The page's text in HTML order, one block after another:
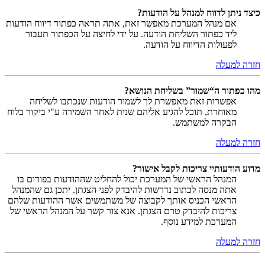
כיצד ניתן לדווח למנהל על הודעות?
אם מנהל המערכת מאפשר זאת, אתה תראה כפתור דיווח הודעות
ליד כפתור השליחת הודעה. על ידי לחיצה על הכפתור תעבור
לפעולות הדיווח על הודעה.
חזרה למעלה
מהו כפתור ה“שמור” בשליחת הנושא?
אפשרות זאת מאפשרת לך לשמור הודעות שנכתבו לשליחה
מאוחרת, תוכל להגיע אליהם שנית לאחר השמירה ע"י ביקור בלוח
הבקרה למשתמש.
חזרה למעלה
מדוע הודעותיי צריכות לקבל אישור?
המנהל הראשי של המערכת יכול להחליט שההודעות בפורום בו
אתה מנסה לכתוב נדרשות להיבדק לפני הצגתן. יתכן גם שהמנהל
הראשי הכניס אותך לקבוצה של משתמשים אשר ההודעות שלהם
צריכות להיבדק טרם הצגתן. אנא צור קשר על המנהל הראשי של
המערכת למידע נוסף.
חזרה למעלה